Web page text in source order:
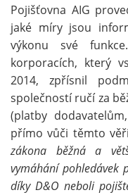
Pojišťovna AIG
jaké míry jsou
výkonu své
korporacích, který
2014, zpřísnil
společností ručí za
(platby
přímo vůči těmto
zákona běžná a
vymáhání pohledávek
díky D&O neboli